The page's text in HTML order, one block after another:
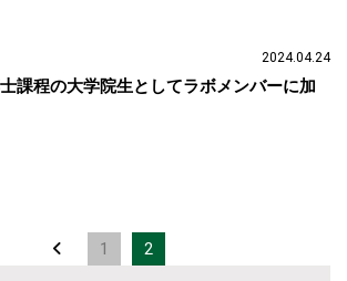
2024.04.24
課程の大学院生としてラボメンバーに加
1 2